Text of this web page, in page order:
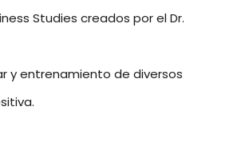
Studies creados por el Dr.
y entrenamiento de diversos